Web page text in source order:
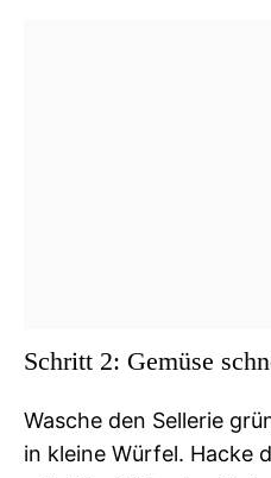
Schritt 2: Gemüse
Wasche den Sellerie
in kleine Würfel. Hacke